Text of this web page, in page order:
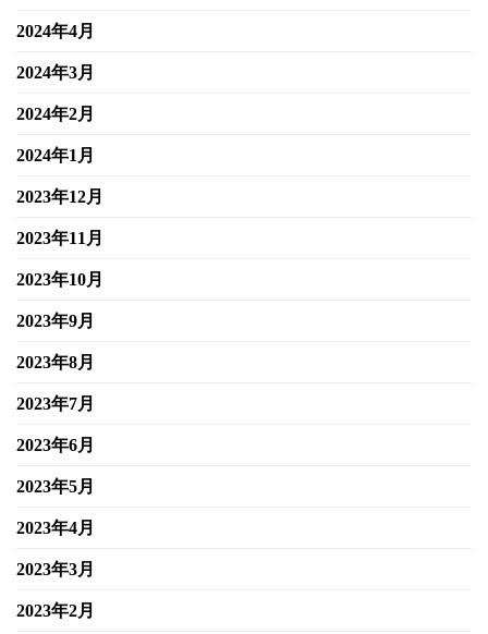
2024年4月
2024年3月
2024年2月
2024年1月
2023年12月
2023年11月
2023年10月
2023年9月
2023年8月
2023年7月
2023年6月
2023年5月
2023年4月
2023年3月
2023年2月